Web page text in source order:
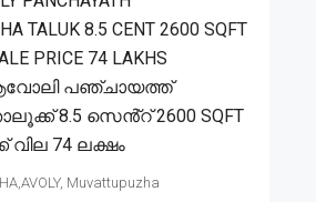
TALUK 8.5 CENT 2600 SQFT
PRICE 74 LAKHS
പഞ്ചായത്ത്
8.5 സെൻ്റ് 2600 SQFT
വില 74 ലക്ഷം
Muvattupuzha